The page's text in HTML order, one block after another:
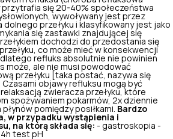
przytrafia się 20-40% społeczeństwa
wywoływany jest przez
przełyku i klasyfikowany jest jako
się zastawki znajdującej się
dochodzi do przedostania się
co może mieć w konsekwencji
refluks absolutnie nie powinien
może, ale nie musi powodować
przełyku [taka postać, nazywa się
Czasami objawy refluksu mogą być
zwieracza przełyku, które
spożywaniem pokarmów, 2x dziennie
pomiędzy posiłkami. Bardzo
w przypadku wystąpienia i
na którą składa się: - gastroskopia -
test pH